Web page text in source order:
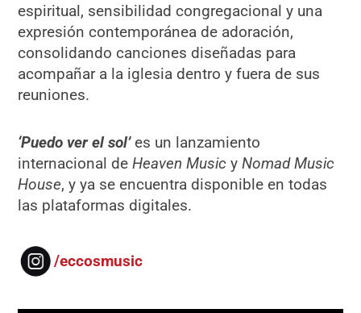
espiritual, sensibilidad congregacional y una
expresión contemporánea de adoración,
consolidando canciones diseñadas para
acompañar a la iglesia dentro y fuera de sus
reuniones.
‘Puedo ver el sol’es un lanzamiento
internacional deHeaven Music yNomad Music
House, y ya se encuentra disponible en todas
las plataformas digitales.
/eccosmusic